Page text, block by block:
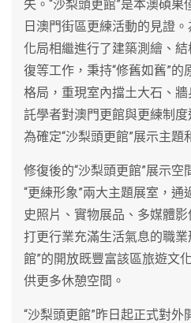
失。“沙梨頭更館”是本澳碩
日澳門街區更練活動的見證
化局相繼進行了建築測繪、
復等工作，秉持“修舊如舊”
格局，重現室內擋土大石、
託學者對澳門更館與更練制
為確定“沙梨頭更館”展示主題
修復後的“沙梨頭更館”展示空
“更練形象”兩大主題展室，
史照片、實物展品、多媒體
打更行業充滿生活氣息的職
館”的開放既豐富該區旅遊文
供更多休憩空間。
“沙梨頭更館”昨日起正式對